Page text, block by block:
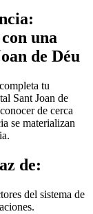
una
de Déu
tu
Sant Joan de
de cerca
se materializan
de:
del sistema de